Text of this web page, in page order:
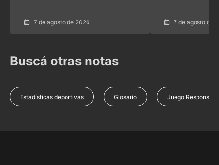
7 de agosto de 2026 7 de agosto de
Buscá otras notas
Estadísticas deportivas Glosario Juego